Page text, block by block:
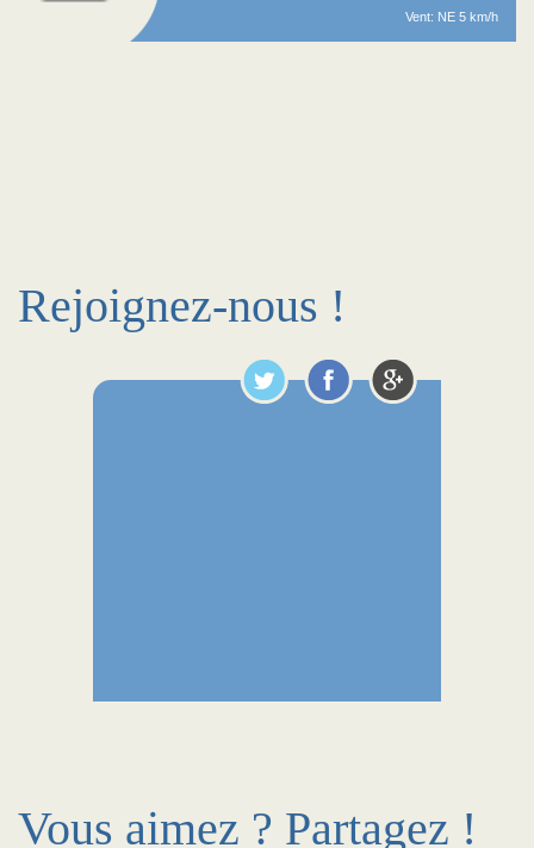
Vent: NE 5 km/h
Rejoignez-nous !
Vous aimez ? Partagez !